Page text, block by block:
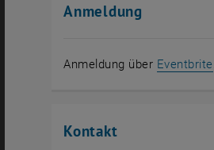
Anmeldung
Anmeldung über Eventbrite
Kontakt